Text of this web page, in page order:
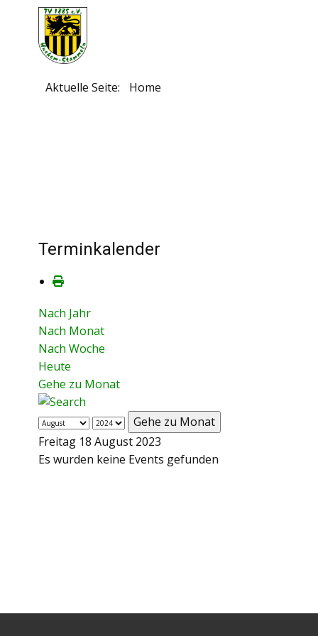
Aktuelle Seite: Home
Terminkalender
Nach Jahr
Nach Monat
Nach Woche
Heute
Gehe zu Monat
Gehe zu Monat
Freitag 18 August 2023
Es wurden keine Events gefunden